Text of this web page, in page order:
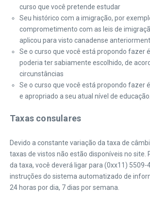
curso que você pretende estudar
Seu histórico com a imigração, por
comprometimento com as leis de
aplicou para visto canadense
Se o curso que você está propondo fazer
poderia ter sabiamente escolhido, de
circunstâncias
Se o curso que você está propondo fazer
e apropriado a seu atual nível de educação.
Taxas consulares
Devido a constante variação da taxa de
taxas de vistos não estão disponíveis no site.
da taxa, você deverá ligar para (0xx11) 5509-
instruções do sistema automatizado de
24 horas por dia, 7 dias por semana.